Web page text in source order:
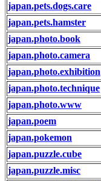
japan.pets.dogs.care
japan.pets.hamster
japan.photo.book
japan.photo.camera
japan.photo.exhibition
japan.photo.technique
japan.photo.www
japan.poem
japan.pokemon
japan.puzzle.cube
japan.puzzle.misc